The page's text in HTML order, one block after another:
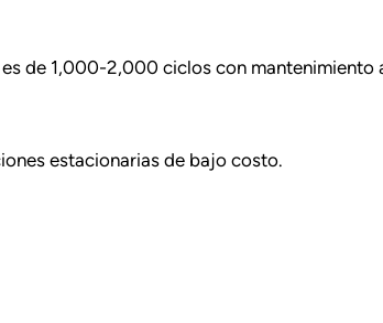
de 1,000-2,000 ciclos con mantenimiento
estacionarias de bajo costo.